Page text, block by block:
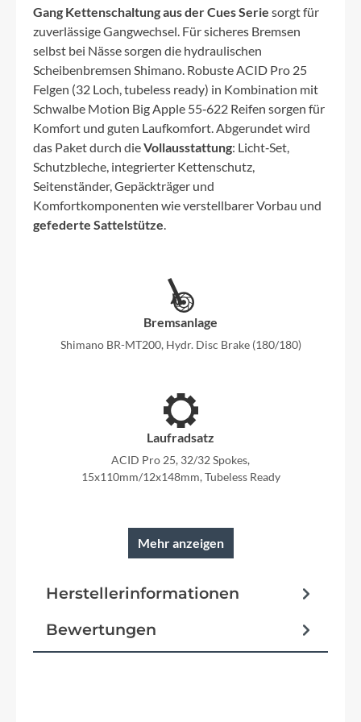
Gang Kettenschaltung aus der Cues Serie sorgt für
zuverlässige Gangwechsel. Für sicheres Bremsen
selbst bei Nässe sorgen die hydraulischen
Scheibenbremsen Shimano. Robuste ACID Pro 25
Felgen (32 Loch, tubeless ready) in Kombination mit
Schwalbe Motion Big Apple 55‑622 Reifen sorgen für
Komfort und guten Laufkomfort. Abgerundet wird
das Paket durch dieVollausstattung: Licht‑Set,
Schutzbleche, integrierter Kettenschutz,
Seitenständer, Gepäckträger und
Komfortkomponenten wie verstellbarer Vorbau und
gefederte Sattelstütze.
Bremsanlage
Shimano BR-MT200, Hydr. Disc Brake (180/180)
Laufradsatz
ACID Pro 25, 32/32 Spokes,
15x110mm/12x148mm, Tubeless Ready
Aluminium Superlite, Gravity Casting
Boost148, UDH™, Full-Suspension Integrated
Battery, SIC 2.0, Advanced Internal Cable
Mehr anzeigen
Herstellerinformationen
Bewertungen